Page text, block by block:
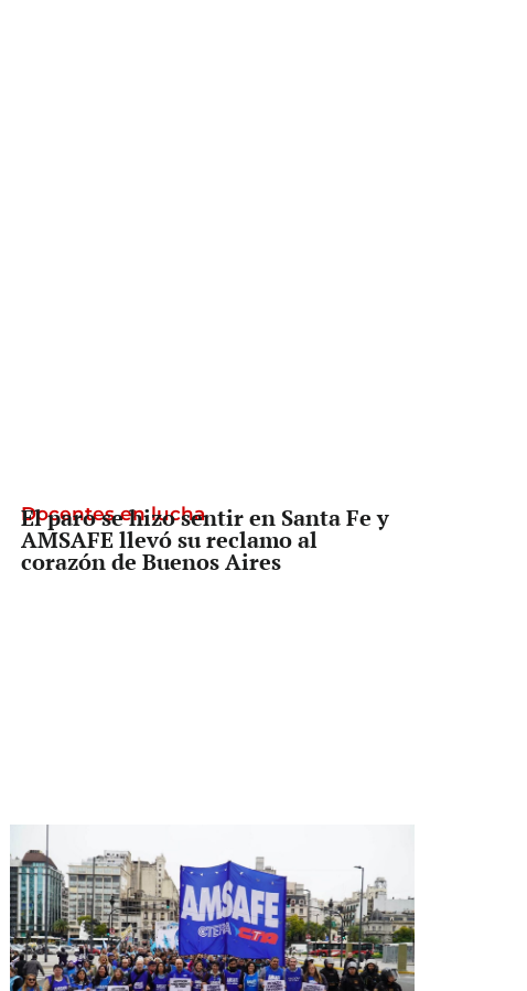
Docentes en lucha
El paro se hizo sentir en Santa Fe y
AMSAFE llevó su reclamo al
corazón de Buenos Aires
Senado
La Legislatura aprobó una ley clave
para una cooperativa de Santa Fe: